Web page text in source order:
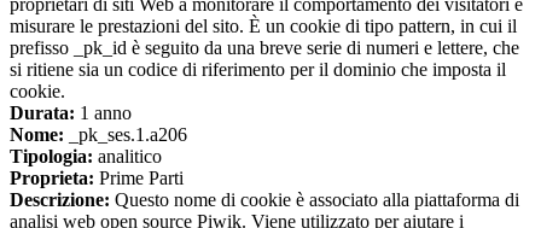
misurare le prestazioni del sito. È un cookie di tipo pattern, in cui il
prefisso _pk_id è seguito da una breve serie di numeri e lettere, che
si ritiene sia un codice di riferimento per il dominio che imposta il
cookie.
Durata: 1 anno
Nome: _pk_ses.1.a206
Tipologia: analitico
Proprieta: Prime Parti
Descrizione: Questo nome di cookie è associato alla piattaforma di
analisi web open source Piwik. Viene utilizzato per aiutare i